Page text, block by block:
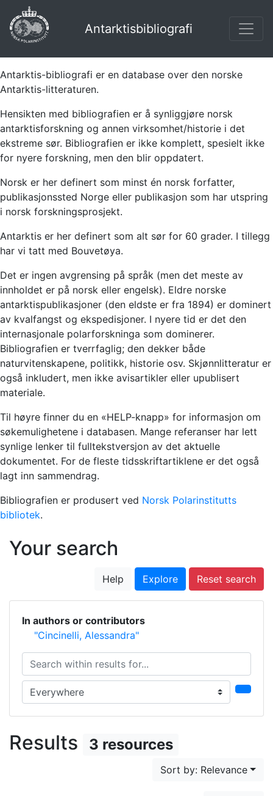
Antarktisbibliografi
Antarktis-bibliografi er en database over den norske
Antarktis-litteraturen.
Hensikten med bibliografien er å synliggjøre norsk
antarktisforskning og annen virksomhet/historie i det
ekstreme sør. Bibliografien er ikke komplett, spesielt ikke
for nyere forskning, men den blir oppdatert.
Norsk er her definert som minst én norsk forfatter,
publikasjonssted Norge eller publikasjon som har utspring
i norsk forskningsprosjekt.
Antarktis er her definert som alt sør for 60 grader. I tillegg
har vi tatt med Bouvetøya.
Det er ingen avgrensing på språk (men det meste av
innholdet er på norsk eller engelsk). Eldre norske
antarktispublikasjoner (den eldste er fra 1894) er dominert
av kvalfangst og ekspedisjoner. I nyere tid er det den
internasjonale polarforskninga som dominerer.
Bibliografien er tverrfaglig; den dekker både
naturvitenskapene, politikk, historie osv. Skjønnlitteratur er
også inkludert, men ikke avisartikler eller upublisert
materiale.
Til høyre finner du en «HELP-knapp» for informasjon om
søkemulighetene i databasen. Mange referanser har lett
synlige lenker til fulltekstversjon av det aktuelle
dokumentet. For de fleste tidsskriftartiklene er det også
lagt inn sammendrag.
Bibliografien er produsert ved Norsk Polarinstitutts
bibliotek.
Your search
Help Explore Reset search
In authors or contributors
"Cincinelli, Alessandra"
Search within results for...
Search in...
Results 3 resources
Sort by: Relevance